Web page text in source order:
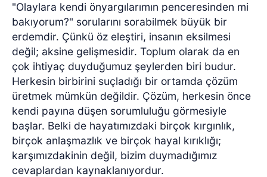
"Olaylara kendi önyargılarımın penceresinden mi
bakıyorum?" sorularını sorabilmek büyük bir
erdemdir. Çünkü öz eleştiri, insanın eksilmesi
değil; aksine gelişmesidir. Toplum olarak da en
çok ihtiyaç duyduğumuz şeylerden biri budur.
Herkesin birbirini suçladığı bir ortamda çözüm
üretmek mümkün değildir. Çözüm, herkesin önce
kendi payına düşen sorumluluğu görmesiyle
başlar. Belki de hayatımızdaki birçok kırgınlık,
birçok anlaşmazlık ve birçok hayal kırıklığı;
karşımızdakinin değil, bizim duymadığımız
cevaplardan kaynaklanıyordur.